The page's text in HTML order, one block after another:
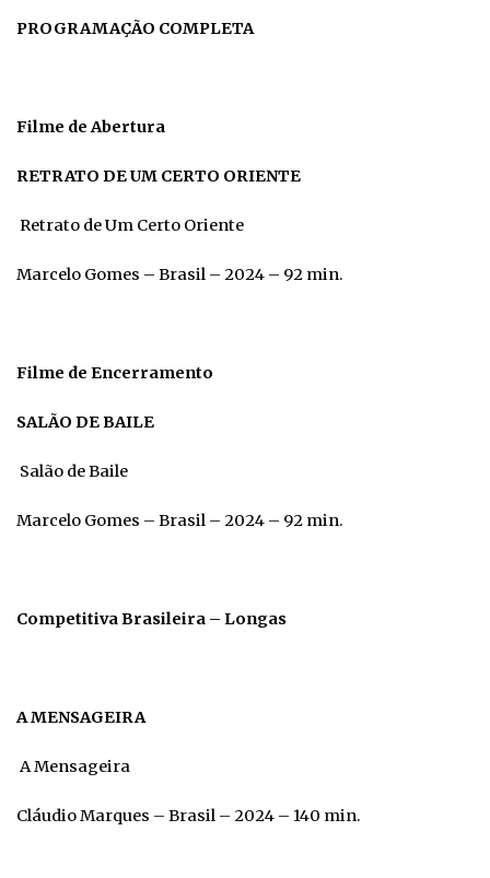
PROGRAMAÇÃO COMPLETA
Filme de Abertura
RETRATO DE UM CERTO ORIENTE
Retrato de Um Certo Oriente
Marcelo Gomes – Brasil – 2024 – 92 min.
Filme de Encerramento
SALÃO DE BAILE
Salão de Baile
Marcelo Gomes – Brasil – 2024 – 92 min.
Competitiva Brasileira – Longas
A MENSAGEIRA
A Mensageira
Cláudio Marques – Brasil – 2024 – 140 min.